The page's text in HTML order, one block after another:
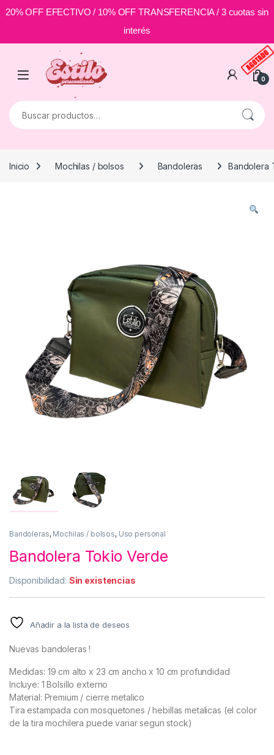
20% OFF EFECTIVO / 10% OFF TRANSFERENCIA / 3 cuotas sin
interés
Skip to navigation
0
Buscar por:
Inicio Mochilas / bolsos Bandoleras Bandolera
Bandoleras, Mochilas / bolsos, Uso personal
Bandolera Tokio Verde
Disponibilidad: Sin existencias
Añadir a la lista de deseos
Nuevas bandoleras !
Medidas: 19 cm alto x 23 cm ancho x 10 cm profundidad
Incluye: 1 Bolsillo externo
Material: Premium / cierre metalico
Tira estampada con mosquetones / hebillas metalicas (el color
de la tira mochilera puede variar segun stock)